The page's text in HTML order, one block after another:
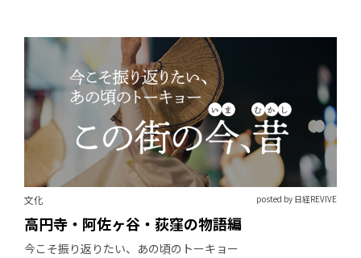
文化 posted by 日経REVIVE
高円寺・阿佐ヶ谷・荻窪の物語編
今こそ振り返りたい、あの頃のトーキョー